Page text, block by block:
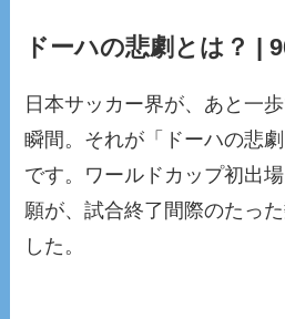
ドーハの悲劇とは？ |
日本サッカー界が、あと一
瞬間。それが「ドーハの悲
です。ワールドカップ初出
願が、試合終了間際のたっ
した。